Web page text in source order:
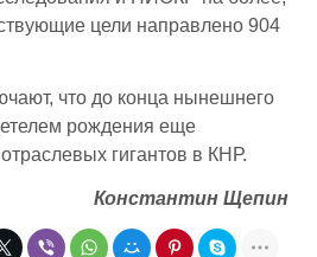
цели направлено 904
что до конца нынешнего
рождения еще
гигантов в КНР.
Константин Щепин